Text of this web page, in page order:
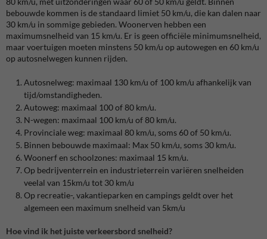
bebouwde kommen is de standaard limiet 50 km/u, die kan dalen naar
30 km/u in sommige gebieden. Woonerven hebben een
maximumsnelheid van 15 km/u. Er is geen officiële minimumsnelheid,
maar voertuigen moeten minstens 50 km/u op autowegen en 60 km/u
op autosnelwegen kunnen rijden.
Autosnelweg: maximaal 130 km/u of 100 km/u afhankelijk van
tijd/omstandigheden.
Autoweg: maximaal 100 of 80 km/u.
N-wegen: maximaal 100 km/u of 80 km/u.
Provinciale weg: maximaal 80 km/u, soms 60 of 50 km/u.
Binnen bebouwde maximaal: Max 50 km/u, soms 30 km/u.
Woonerf en schoolzones: maximaal 15 km/u.
Op bedrijventerrein en industrieterrein variëren snelheiden
veelal van 15km/u tot 30 km/u
Op recreatie-, vakantieparken en campings geldt over het
algemeen een maximum snelheid van 5km/u
Hoe vind ik het juiste verkeersbord snelheid?